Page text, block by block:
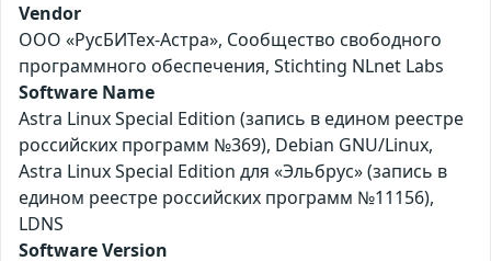
Vendor
ООО «РусБИТех-Астра», Сообщество свободного
программного обеспечения, Stichting NLnet Labs
Software Name
Astra Linux Special Edition (запись в едином реестре
российских программ №369), Debian GNU/Linux,
Astra Linux Special Edition для «Эльбрус» (запись в
едином реестре российских программ №11156),
LDNS
Software Version